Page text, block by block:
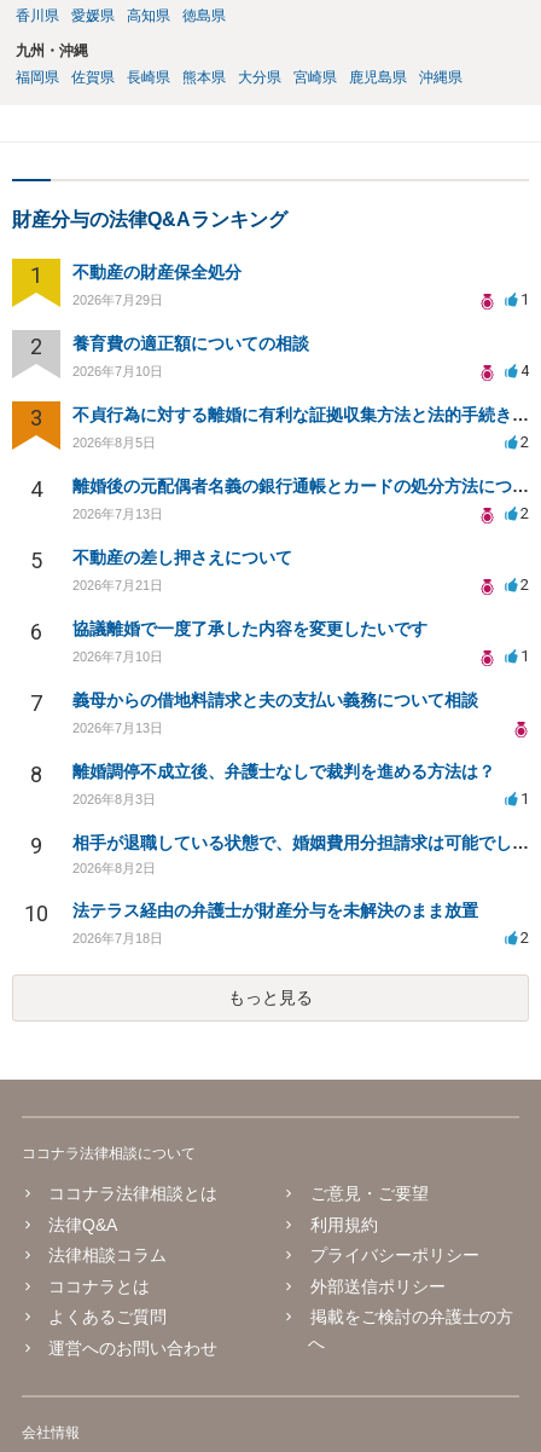
香川県
愛媛県 高知県 徳島県
九州・沖縄
福岡県
佐賀県 長崎県 熊本県 大分県 宮崎県 鹿児島県 沖縄県
財産分与の法律Q&Aランキング
1 不動産の財産保全処分
2026年7月29日 1
2 養育費の適正額についての相談
2026年7月10日 4
3 不貞行為に対する離婚に有利な証拠収集方法と法的手続きについて
2026年8月5日 2
4 離婚後の元配偶者名義の銀行通帳とカードの処分方法について
2026年7月13日 2
5 不動産の差し押さえについて
2026年7月21日 2
6 協議離婚で一度了承した内容を変更したいです
2026年7月10日 1
7 義母からの借地料請求と夫の支払い義務について相談
2026年7月13日
8 離婚調停不成立後、弁護士なしで裁判を進める方法は？
2026年8月3日 1
9 相手が退職している状態で、婚姻費用分担請求は可能でしょうか？
2026年8月2日
10 法テラス経由の弁護士が財産分与を未解決のまま放置
2026年7月18日 2
もっと見る
ココナラ法律相談について
ココナラ法律相談とは
法律Q&A
法律相談コラム
ココナラとは
よくあるご質問
運営へのお問い合わせ
ご意見・ご要望
利用規約
プライバシーポリシー
外部送信ポリシー
掲載をご検討の弁護士の方
へ
会社情報